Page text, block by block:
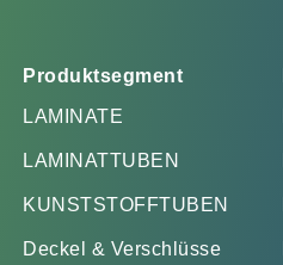
Produktsegment
LAMINATE
LAMINATTUBEN
KUNSTSTOFFTUBEN
Deckel & Verschlüsse